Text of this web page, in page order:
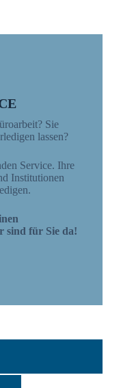
Sie
lassen?
Service. Ihre
Institutionen
sind für Sie da!